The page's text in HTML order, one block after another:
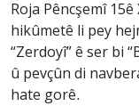
Roja Pêncşemî
hikûmetê li pey
“Zerdoyî” ê ser bi
û pevçûn di
hate gorê.